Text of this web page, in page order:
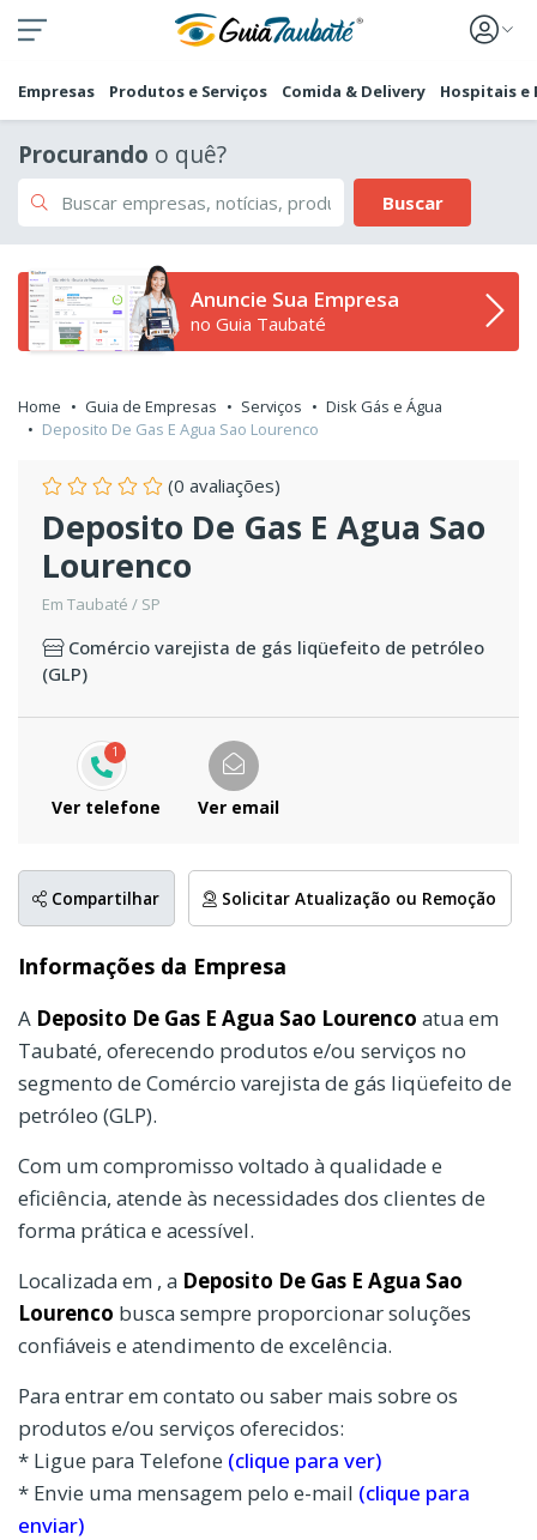
Empresas Produtos e Serviços Comida & Delivery Hospitais e
Procurando o quê?
Buscar
Anuncie Sua Empresa
no Guia Taubaté
Home Guia de Empresas Serviços
Disk Gás e Água
Deposito De Gas E Agua Sao Lourenco
(0 avaliações)
Deposito De Gas E Agua Sao
Lourenco
Em Taubaté / SP
Comércio varejista de gás liqüefeito de petróleo
(GLP)
1
Ver telefone Ver email
Compartilhar Solicitar Atualização ou Remoção
Informações da Empresa
A Deposito De Gas E Agua Sao Lourenco atua em
Taubaté, oferecendo produtos e/ou serviços no
segmento de Comércio varejista de gás liqüefeito de
petróleo (GLP).
Com um compromisso voltado à qualidade e
eficiência, atende às necessidades dos clientes de
forma prática e acessível.
Localizada em , a Deposito De Gas E Agua Sao
Lourenco busca sempre proporcionar soluções
confiáveis e atendimento de excelência.
Para entrar em contato ou saber mais sobre os
produtos e/ou serviços oferecidos:
* Ligue para Telefone (clique para ver)
* Envie uma mensagem pelo e-mail (clique para
enviar)